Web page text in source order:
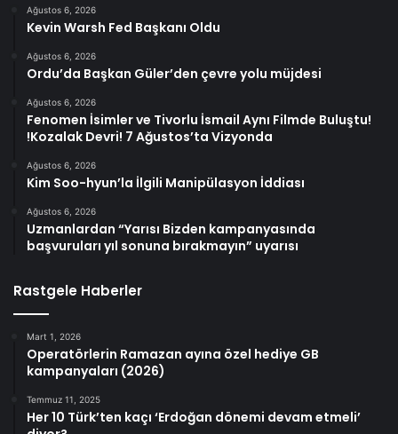
Ağustos 6, 2026
Kevin Warsh Fed Başkanı Oldu
Ağustos 6, 2026
Ordu’da Başkan Güler’den çevre yolu müjdesi
Ağustos 6, 2026
Fenomen İsimler ve Tivorlu İsmail Aynı Filmde Buluştu!
!Kozalak Devri! 7 Ağustos’ta Vizyonda
Ağustos 6, 2026
Kim Soo-hyun’la İlgili Manipülasyon İddiası
Ağustos 6, 2026
Uzmanlardan “Yarısı Bizden kampanyasında
başvuruları yıl sonuna bırakmayın” uyarısı
Rastgele Haberler
Mart 1, 2026
Operatörlerin Ramazan ayına özel hediye GB
kampanyaları (2026)
Temmuz 11, 2025
Her 10 Türk’ten kaçı ‘Erdoğan dönemi devam etmeli’